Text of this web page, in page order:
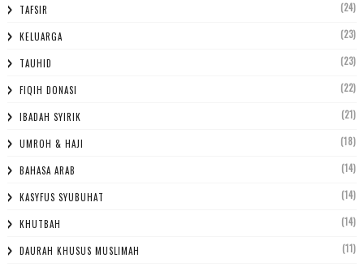
TAFSIR (24)
KELUARGA (23)
TAUHID (23)
FIQIH DONASI (22)
IBADAH SYIRIK (21)
UMROH & HAJI (18)
BAHASA ARAB (14)
KASYFUS SYUBUHAT (14)
KHUTBAH (14)
DAURAH KHUSUS MUSLIMAH (11)